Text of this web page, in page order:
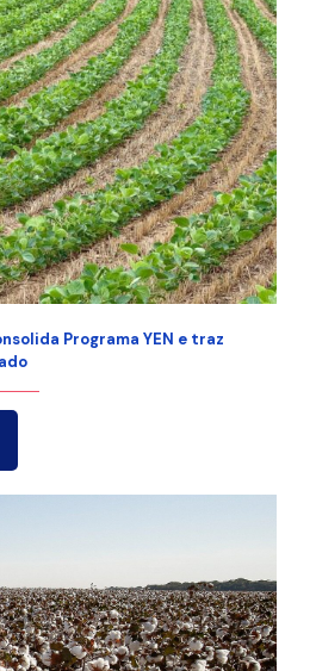
Programa YEN e traz